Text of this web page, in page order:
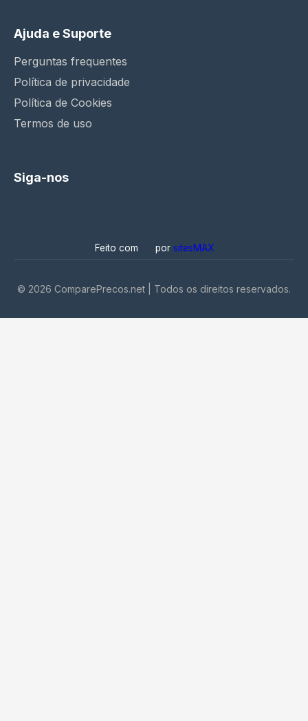
Ajuda e Suporte
Perguntas frequentes
Política de privacidade
Política de Cookies
Termos de uso
Siga-nos
Feito com por sitesMAX
© 2026 ComparePrecos.net | Todos os direitos reservados.